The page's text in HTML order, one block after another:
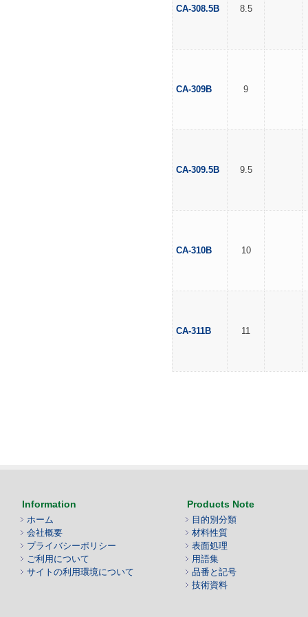
CA-308.5B 8.5
CA-309B 9
CA-309.5B 9.5
CA-310B 10
CA-311B 11
Information
ホーム
会社概要
プライバシーポリシー
ご利用について
サイトの利用環境について
Products Note
目的別分類
材料性質
表面処理
用語集
品番と記号
技術資料